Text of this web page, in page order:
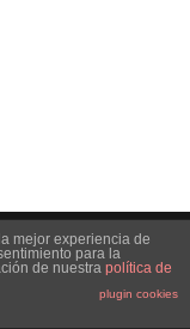
mejor experiencia de
para la
de nuestra política de
plugin cookies